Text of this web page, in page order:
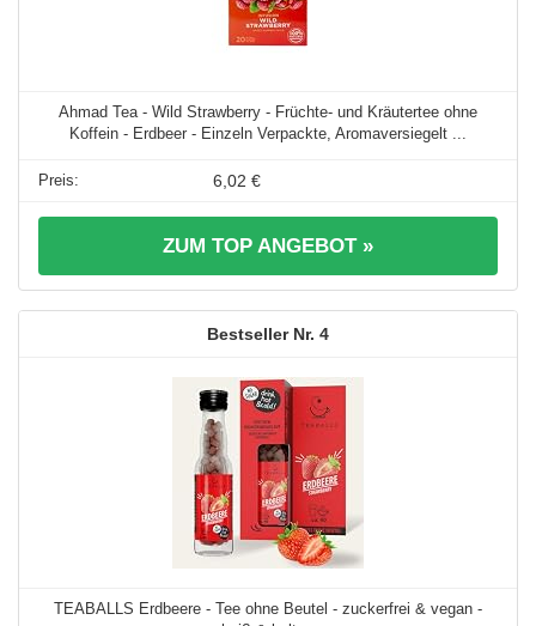
Ahmad Tea - Wild Strawberry - Früchte- und Kräutertee ohne
Koffein - Erdbeer - Einzeln Verpackte, Aromaversiegelt ...
6,02 €
ZUM TOP ANGEBOT »
4
TEABALLS Erdbeere - Tee ohne Beutel - zuckerfrei & vegan -